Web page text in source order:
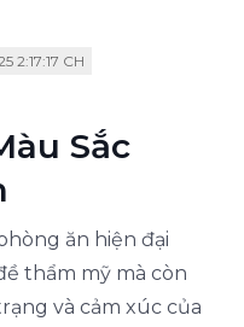
2:17:17 CH
Sắc
ăn hiện đại
thẩm mỹ mà còn
và cảm xúc của